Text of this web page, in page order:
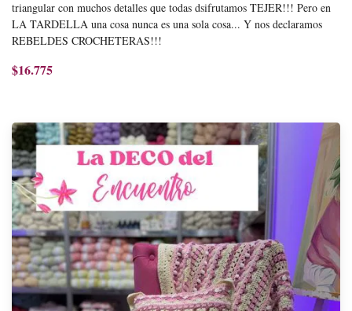
triangular con muchos detalles que todas dsifrutamos TEJER!!! Pero en
LA TARDELLA una cosa nunca es una sola cosa... Y nos declaramos
REBELDES CROCHETERAS!!!
$16.775